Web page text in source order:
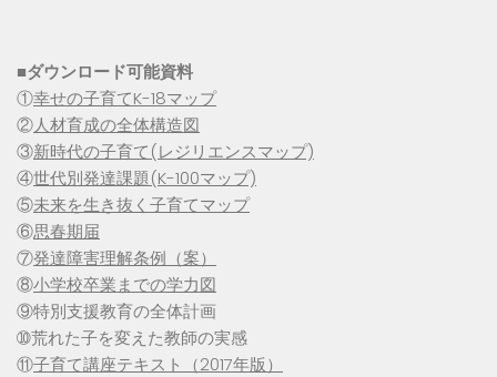
■ダウンロード可能資料
①幸せの子育てK-18マップ
②人材育成の全体構造図
③新時代の子育て(レジリエンスマップ)
④世代別発達課題(K-100マップ)
⑤未来を生き抜く子育てマップ
⑥思春期届
⑦発達障害理解条例（案）
⑧小学校卒業までの学力図
⑨特別支援教育の全体計画
➉荒れた子を変えた教師の実感
⑪子育て講座テキスト（2017年版）